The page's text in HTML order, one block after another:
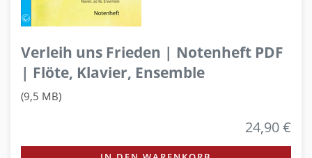
Verleih uns Frieden | Notenheft PDF
| Flöte, Klavier, Ensemble
(9,5 MB)
24,90 €